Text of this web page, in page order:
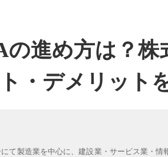
進め方は？株
・デメリット
て製造業を中心に、建設業・サービス業・